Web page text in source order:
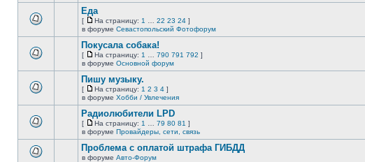
сообщений.
этой
непрочитанных
сообщений.
этой
непрочитанных
сообщений.
Еда
[
На
страницу
На страницу: 1 22 23 24 ]
в форуме Севастопольский Фотофорум
этой
непрочитанных
сообщений.
Покусала собака!
[
На
страницу
На страницу: 1 790 791 792 ]
в форуме Основной форум
этой
непрочитанных
сообщений.
Пишу музыку.
[
На
страницу
На страницу: 1 2 3 4 ]
в форуме Хобби / Увлечения
этой
Радиолюбители LPD
[
На
страницу
На страницу: 1 79 80 81 ]
в форуме Провайдеры, сети, связь
Проблема с оплатой штрафа ГИБДД
в форуме Авто-Форум